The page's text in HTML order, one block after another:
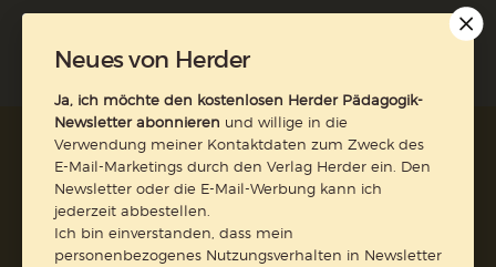
AGB und Widerrufsbelehrung
Datenschutz
Barrierefreiheit
Impressum
Vertrag widerrufen
Neues von Herder
Ja, ich möchte den kostenlosen Herder Pädagogik-
Newsletter abonnieren und willige in die
Verwendung meiner Kontaktdaten zum Zweck des
E-Mail-Marketings durch den Verlag Herder ein. Den
Newsletter oder die E-Mail-Werbung kann ich
jederzeit abbestellen.
Ich bin einverstanden, dass mein
personenbezogenes Nutzungsverhalten in Newsletter